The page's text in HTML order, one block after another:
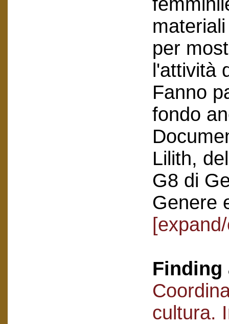
per
l'attività
Fanno
fondo
Lilith,
G8 di
Genere
Finding
cultura.